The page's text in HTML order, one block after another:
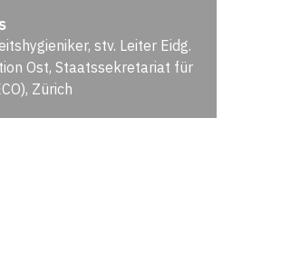
stv. Leiter Eidg.
Ost, Staatssekretariat für
Zürich